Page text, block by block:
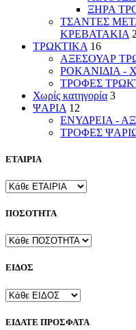
ΞΗΡΑ
ΤΣΑΝΤΕΣ
ΚΡΕΒΑΤΑΚΙΑ
ΤΡΩΚΤΙΚΑ 16
ΑΞΕΣΟΥΑΡ
ΡΟΚΑΝΙΔΙΑ -
ΤΡΟΦΕΣ
Χωρίς κατηγορία 3
ΨΑΡΙΑ 12
ΕΝΥΔΡΕΙΑ -
ΤΡΟΦΕΣ
ΕΤΑΙΡΙΑ
ΠΟΣΟΤΗΤΑ
ΕΙΔΟΣ
ΕΙΔΑΤΕ ΠΡΟΣΦΑΤΑ